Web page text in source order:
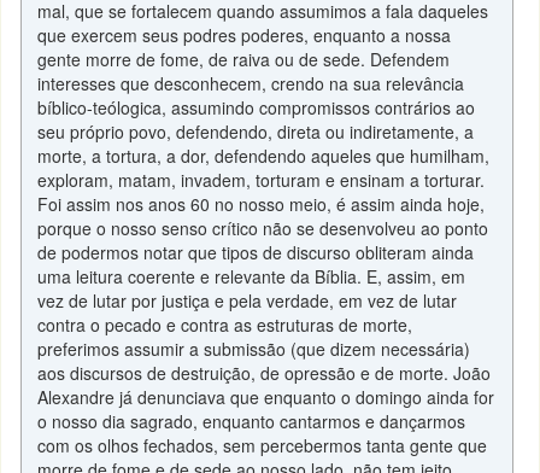
mal, que se fortalecem quando assumimos a fala daqueles
que exercem seus podres poderes, enquanto a nossa
gente morre de fome, de raiva ou de sede. Defendem
interesses que desconhecem, crendo na sua relevância
bíblico-teólogica, assumindo compromissos contrários ao
seu próprio povo, defendendo, direta ou indiretamente, a
morte, a tortura, a dor, defendendo aqueles que humilham,
exploram, matam, invadem, torturam e ensinam a torturar.
Foi assim nos anos 60 no nosso meio, é assim ainda hoje,
porque o nosso senso crítico não se desenvolveu ao ponto
de podermos notar que tipos de discurso obliteram ainda
uma leitura coerente e relevante da Bíblia. E, assim, em
vez de lutar por justiça e pela verdade, em vez de lutar
contra o pecado e contra as estruturas de morte,
preferimos assumir a submissão (que dizem necessária)
aos discursos de destruição, de opressão e de morte. João
Alexandre já denunciava que enquanto o domingo ainda for
o nosso dia sagrado, enquanto cantarmos e dançarmos
com os olhos fechados, sem percebermos tanta gente que